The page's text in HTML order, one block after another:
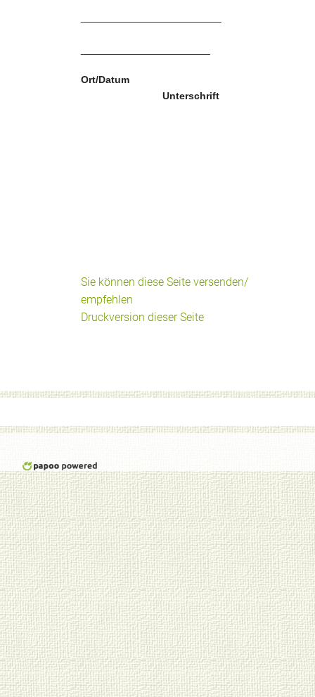
Ort/Datum
Unterschrift
Sie können diese Seite versenden/
empfehlen
Druckversion dieser Seite